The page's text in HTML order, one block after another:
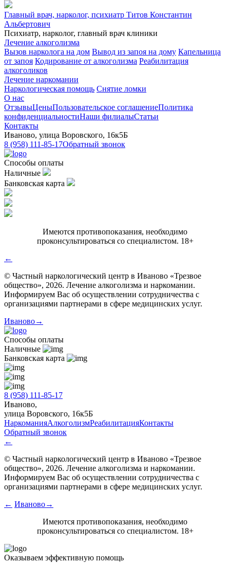
Главный врач, нарколог, психиатр Титов Константин
Альбертович
Психиатр, нарколог, главный врач клиники
Лечение алкоголизма
Вызов нарколога на дом Вывод из запоя на дому Капельница
от запоя Кодирование от алкоголизма Реабилитация
алкоголиков
Лечение наркомании
Наркологическая помощь Снятие ломки
О нас
ОтзывыЦеныПользовательское соглашениеПолитика
конфиденциальностиНаши филиалыСтатьи
Контакты
Иваново, улица Воровского, 16к5Б
8 (958) 111-85-17Обратный звонок
Способы оплаты
Наличные
Банковская карта
Имеются противопоказания, необходимо
проконсультироваться со специалистом. 18+
←
© Частный наркологический центр в Иваново «Трезвое
общество», 2026. Лечение алкоголизма и наркомании.
Информируем Вас об осуществлении сотрудничества с
организациями партнерами в сфере медицинских услуг.
Иваново→
Способы оплаты
Наличные
Банковская карта
8 (958) 111-85-17
Иваново,
улица Воровского, 16к5Б
НаркоманияАлкоголизмРеабилитацияКонтакты
Обратный звонок
←
© Частный наркологический центр в Иваново «Трезвое
общество», 2026. Лечение алкоголизма и наркомании.
Информируем Вас об осуществлении сотрудничества с
организациями партнерами в сфере медицинских услуг.
← Иваново→
Имеются противопоказания, необходимо
проконсультироваться со специалистом. 18+
Оказываем эффективную помощь